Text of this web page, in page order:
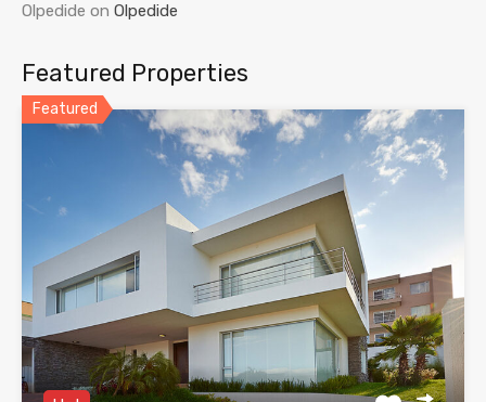
Olpedide on Olpedide
Featured Properties
Featured